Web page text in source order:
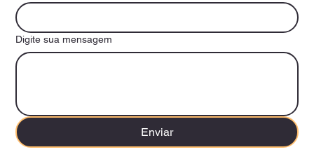
Digite sua mensagem
Enviar